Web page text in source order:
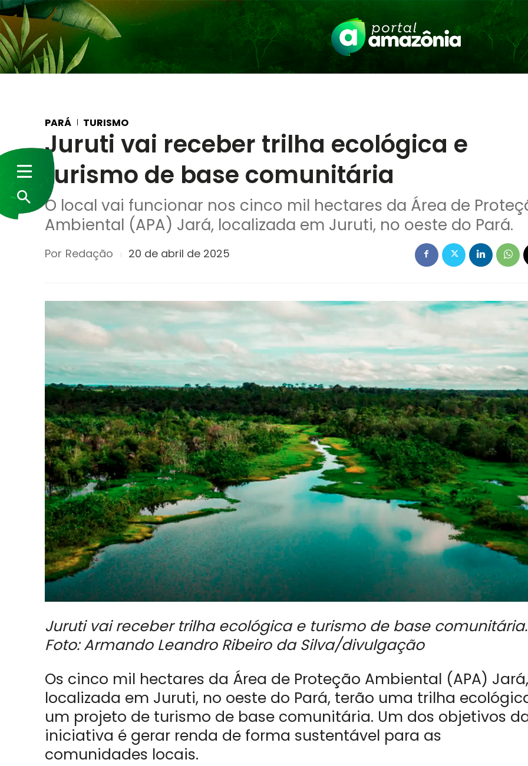
PARÁ TURISMO
Juruti vai receber trilha ecológica e
turismo de base comunitária
O local vai funcionar nos cinco mil hectares da Área de
Ambiental (APA) Jará, localizada em Juruti, no oeste do Pará.
Por Redação 20 de abril de 2025
Juruti vai receber trilha ecológica e turismo de base comunitária.
Foto: Armando Leandro Ribeiro da Silva/divulgação
Os cinco mil hectares da Área de Proteção Ambiental (APA) Jará,
localizada em Juruti, no oeste do Pará, terão uma trilha
um projeto de turismo de base comunitária. Um dos objetivos
iniciativa é gerar renda de forma sustentável para as
comunidades locais.